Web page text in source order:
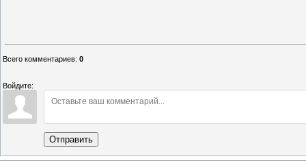
Всего комментариев: 0
Войдите:
Отправить